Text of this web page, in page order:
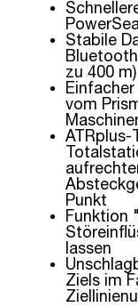
Stabile
zu 400 m)
vom
ATRplus-
Punkt
Funktion
lassen
Ziels im